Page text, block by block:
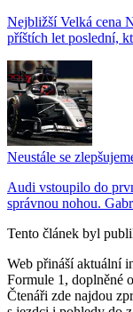
Nejbližší Velká cena
příštích let poslední,
Neustále se
Audi vstoupilo do
správnou nohou.
Tento článek byl
Web přináší aktuální
Formule 1, doplněné
Čtenáři zde najdou